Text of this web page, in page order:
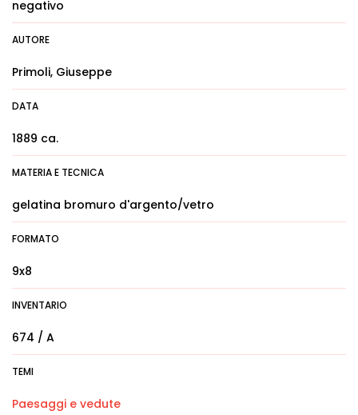
negativo
AUTORE
Primoli, Giuseppe
DATA
1889 ca.
MATERIA E TECNICA
gelatina bromuro d'argento/vetro
FORMATO
9x8
INVENTARIO
674 / A
TEMI
Paesaggi e vedute